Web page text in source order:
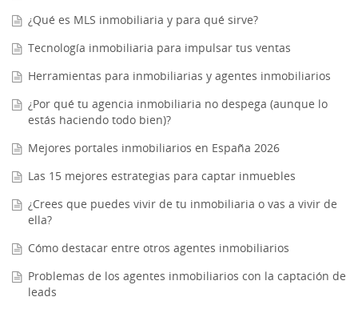
¿Qué es MLS inmobiliaria y para qué sirve?
Tecnología inmobiliaria para impulsar tus ventas
Herramientas para inmobiliarias y agentes inmobiliarios
¿Por qué tu agencia inmobiliaria no despega (aunque lo
estás haciendo todo bien)?
Mejores portales inmobiliarios en España 2026
Las 15 mejores estrategias para captar inmuebles
¿Crees que puedes vivir de tu inmobiliaria o vas a vivir de
ella?
Cómo destacar entre otros agentes inmobiliarios
Problemas de los agentes inmobiliarios con la captación de
leads